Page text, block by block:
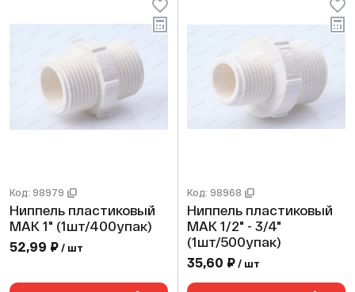
Код: 98979
Ниппель пластиковый
МАК 1" (1шт/400упак)
52,99 ₽ / шт
Код: 98968
Ниппель пластиковый
МАК 1/2" - 3/4"
(1шт/500упак)
35,60 ₽ / шт